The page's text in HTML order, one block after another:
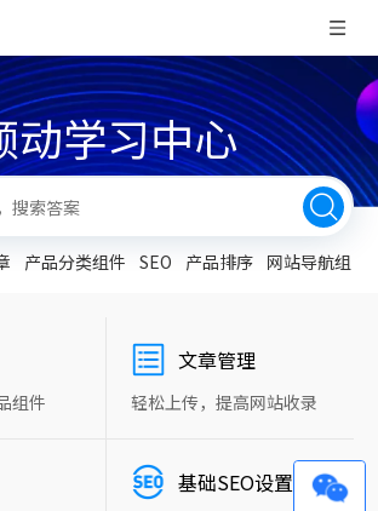
动学习中心
产品分类组件 SEO 产品排序 网站导航组
组件
文章管理
轻松上传，提高网站收录
基础SEO设置 微信